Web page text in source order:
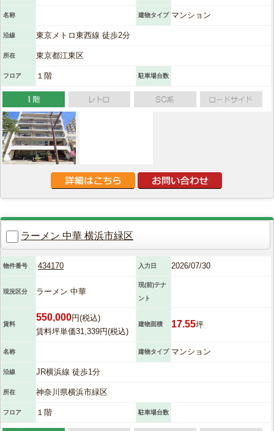
名称 建物タイプ マンション
沿線 東京メトロ東西線 徒歩2分
所在 東京都江東区
フロア １階 駐車場台数
ラーメン 中華 横浜市緑区
物件番号 434170 入力日 2026/07/30
現況区分 ラーメン 中華
現(前)テナ
ント
賃料
550,000円(税込)
賃料坪単価31,339円(税込)
建物面積 17.55坪
名称 建物タイプ マンション
沿線 JR横浜線 徒歩1分
所在 神奈川県横浜市緑区
フロア １階 駐車場台数